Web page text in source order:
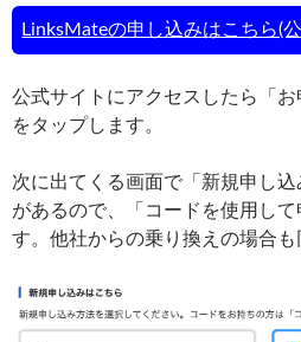
LinksMateの申し込みはこちら(
公式サイトにアクセスしたら「
をタップします。
次に出てくる画面で「新規申し
があるので、「コードを使用し
す。他社からの乗り換えの場合も